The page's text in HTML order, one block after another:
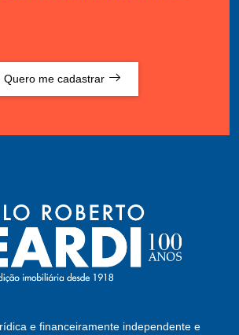
Quero me cadastrar
e financeiramente independente e